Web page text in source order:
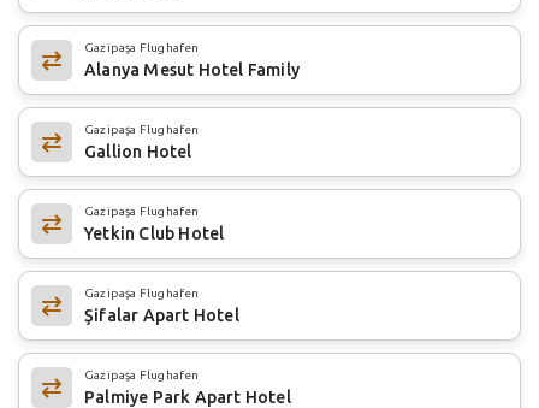
Gazipaşa Flughafen
Alanya Mesut Hotel Family
Gazipaşa Flughafen
Gallion Hotel
Gazipaşa Flughafen
Yetkin Club Hotel
Gazipaşa Flughafen
Şifalar Apart Hotel
Gazipaşa Flughafen
Palmiye Park Apart Hotel